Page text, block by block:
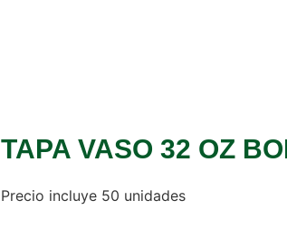
TAPA VASO 32 OZ
Precio incluye 50 unidades